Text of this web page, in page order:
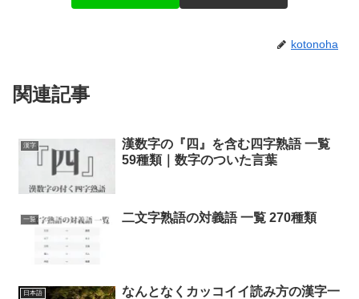
kotonoha
関連記事
漢字
漢数字の『四』を含む四字熟語 一覧
59種類｜数字のついた言葉
一覧 二文字熟語の対義語 一覧 270種類
日本語
なんとなくカッコイイ読み方の漢字一